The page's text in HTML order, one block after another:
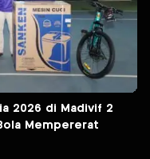
2026 di Madivif 2
Mempererat